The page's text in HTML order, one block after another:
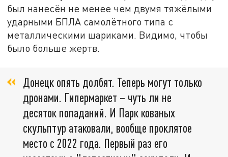
был нанесён не менее чем двумя тяжёлыми
ударными БПЛА самолётного типа с
металлическими шариками. Видимо, чтобы
было больше жертв.
Донецк опять долбят. Теперь могут только
дронами. Гипермаркет – чуть ли не
десяток попаданий. И Парк кованых
скульптур атаковали, вообще проклятое
место с 2022 года. Первый раз его